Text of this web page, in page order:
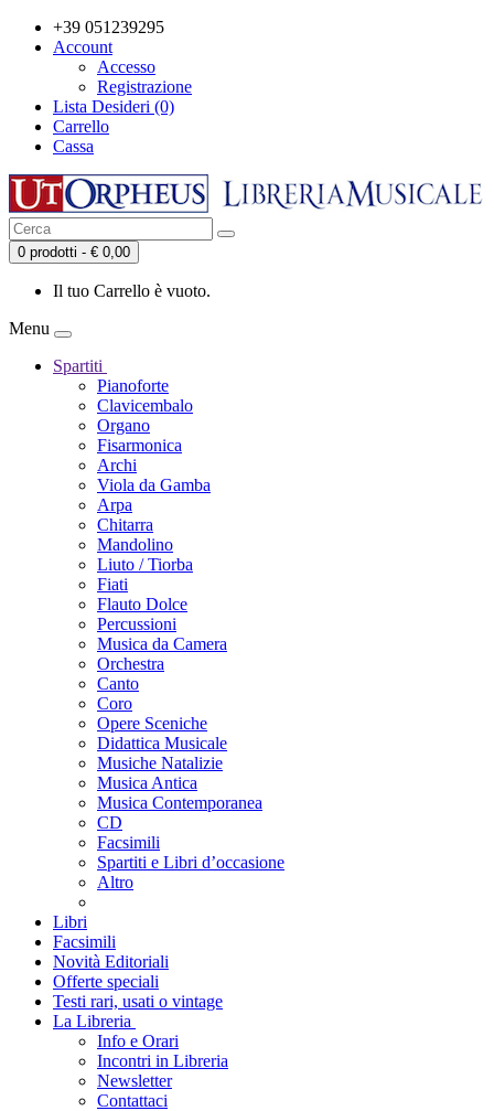
+39 051239295
Account
Accesso
Registrazione
Lista Desideri (0)
Carrello
Cassa
0 prodotti - € 0,00
Il tuo Carrello è vuoto.
Menu
Spartiti
Pianoforte
Clavicembalo
Organo
Fisarmonica
Archi
Viola da Gamba
Arpa
Chitarra
Mandolino
Liuto / Tiorba
Fiati
Flauto Dolce
Percussioni
Musica da Camera
Orchestra
Canto
Coro
Opere Sceniche
Didattica Musicale
Musiche Natalizie
Musica Antica
Musica Contemporanea
CD
Facsimili
Spartiti e Libri d’occasione
Altro
Libri
Facsimili
Novità Editoriali
Offerte speciali
Testi rari, usati o vintage
La Libreria
Info e Orari
Incontri in Libreria
Newsletter
Contattaci